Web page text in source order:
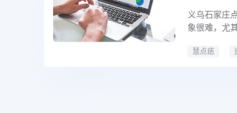
义乌石家庄
象很难，尤
慧点痣